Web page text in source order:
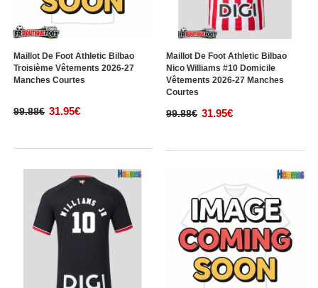
Maillot De Foot Athletic Bilbao
Troisième Vêtements 2026-27
Manches Courtes
99.88€ 31.95€
Maillot De Foot Athletic Bilbao
Nico Williams #10 Domicile
Vêtements 2026-27 Manches
Courtes
99.88€ 31.95€